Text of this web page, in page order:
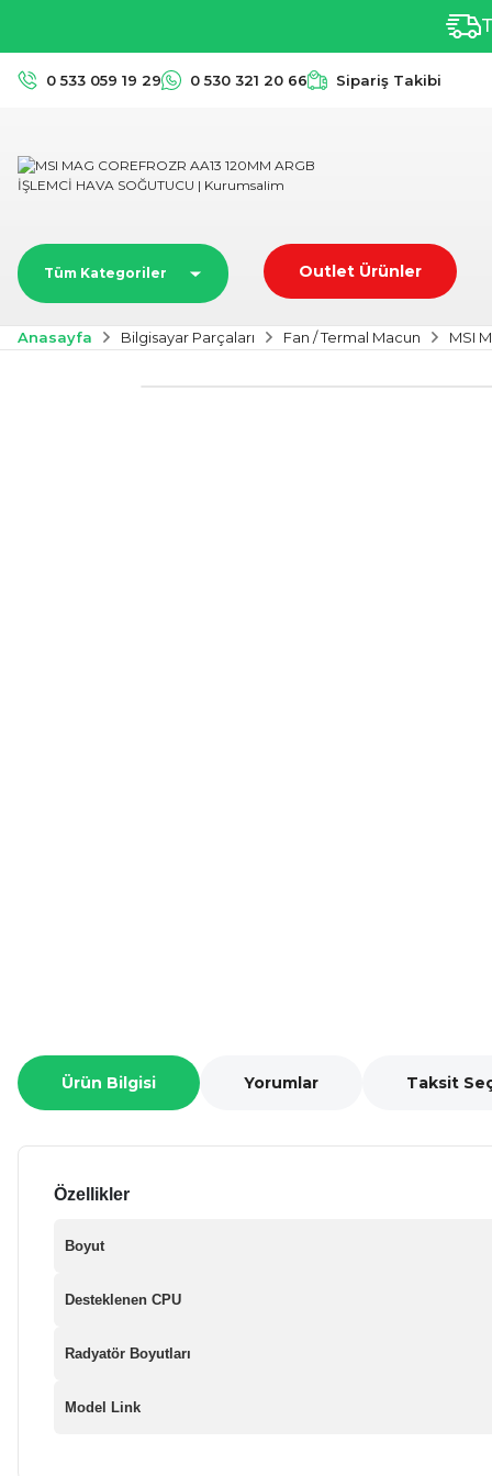
0 533 059 19 29 0 530 321 20 66 Sipariş Takibi
Tüm Kategoriler Outlet Ürünler
Anasayfa Bilgisayar Parçaları Fan / Termal Macun MSI
Ürün Bilgisi Yorumlar Taksit
Özellikler
Boyut
Desteklenen CPU
Radyatör Boyutları
Model Link